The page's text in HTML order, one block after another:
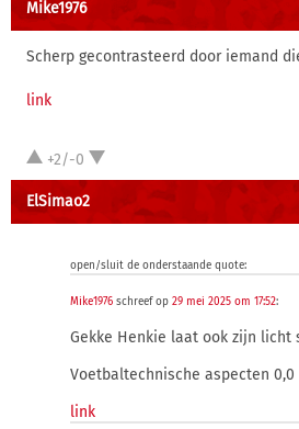
Mike1976
Scherp gecontrasteerd door iemand
link
+2/-0
ElSimao2
open/sluit de onderstaande quote:
Mike1976 schreef op 29 mei 2025 om 17:52:
Gekke Henkie laat ook zijn licht
Voetbaltechnische aspecten 0,0
link